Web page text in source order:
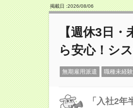
掲載日 :2026/08/06
【週休3日
ら安心！シ
無期雇用派遣 職種未経
「入社2